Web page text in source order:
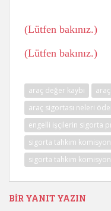
(Lütfen bakınız.)
(Lütfen bakınız.)
araç değer kaybı
araç sigortası neleri
engelli işçilerin sigorta
sigorta tahkim
sigorta tahkim
BIR YANIT YAZIN